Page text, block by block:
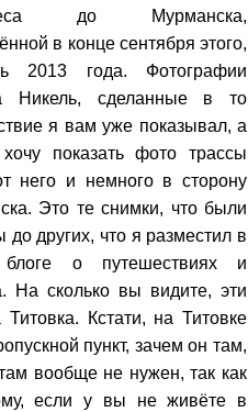
до Мурманска,
в конце сентября этого,
2013 года. Фотографии
Никель, сделанные в то
я вам уже показывал, а
показать фото трассы
него и немного в сторону
Это те снимки, что были
до других, что я разместил в
о путешествиях и
На сколько вы видите, эти
Кстати, на Титовке
пункт, зачем он там,
вообще не нужен, так как
если у вы не живёте в